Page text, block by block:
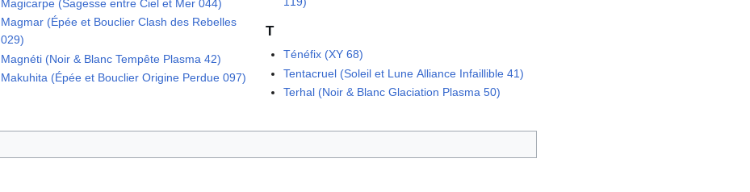
Magicarpe (Sagesse entre Ciel et Mer 044)
Magmar (Épée et Bouclier Clash des Rebelles
029)
Magnéti (Noir & Blanc Tempête Plasma 42)
Makuhita (Épée et Bouclier Origine Perdue 097)
T
Ténéfix (XY 68)
Tentacruel (Soleil et Lune Alliance Infaillible 41)
Terhal (Noir & Blanc Glaciation Plasma 50)